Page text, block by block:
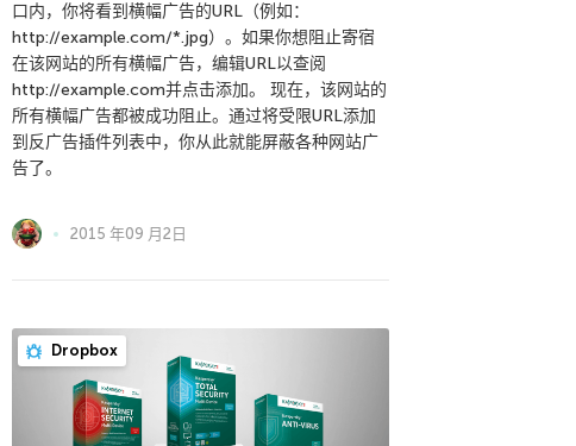
口内，你将看到横幅广告的URL（例如：
http://example.com/*.jpg）。如果你想阻止寄宿
在该网站的所有横幅广告，编辑URL以查阅
http://example.com并点击添加。 现在，该网站的
所有横幅广告都被成功阻止。通过将受限URL添加
到反广告插件列表中，你从此就能屏蔽各种网站广
告了。
2015 年09 月2日
Dropbox